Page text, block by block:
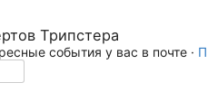
Трипстера
события у вас в почте ·